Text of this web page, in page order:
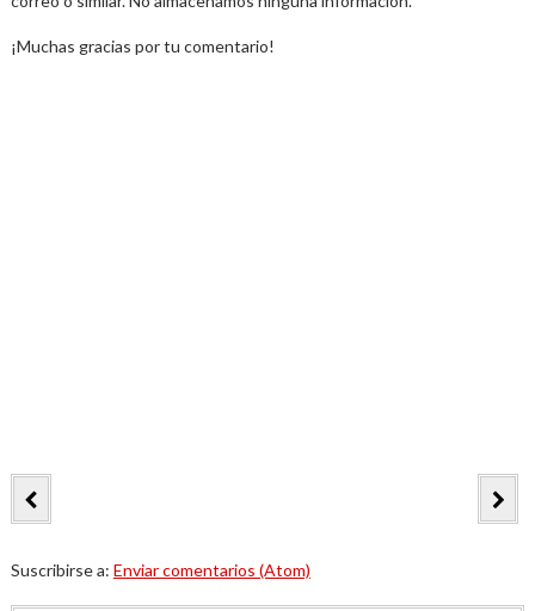
¡Muchas gracias por tu comentario!
Suscribirse a: Enviar comentarios (Atom)